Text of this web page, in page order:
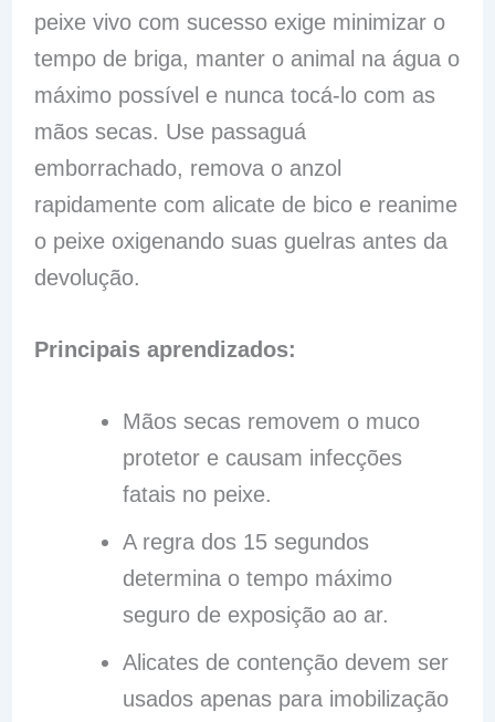
peixe vivo com sucesso exige minimizar o
tempo de briga, manter o animal na água o
máximo possível e nunca tocá-lo com as
mãos secas. Use passaguá
emborrachado, remova o anzol
rapidamente com alicate de bico e reanime
o peixe oxigenando suas guelras antes da
devolução.
Principais aprendizados:
Mãos secas removem o muco
protetor e causam infecções
fatais no peixe.
A regra dos 15 segundos
determina o tempo máximo
seguro de exposição ao ar.
Alicates de contenção devem ser
usados apenas para imobilização